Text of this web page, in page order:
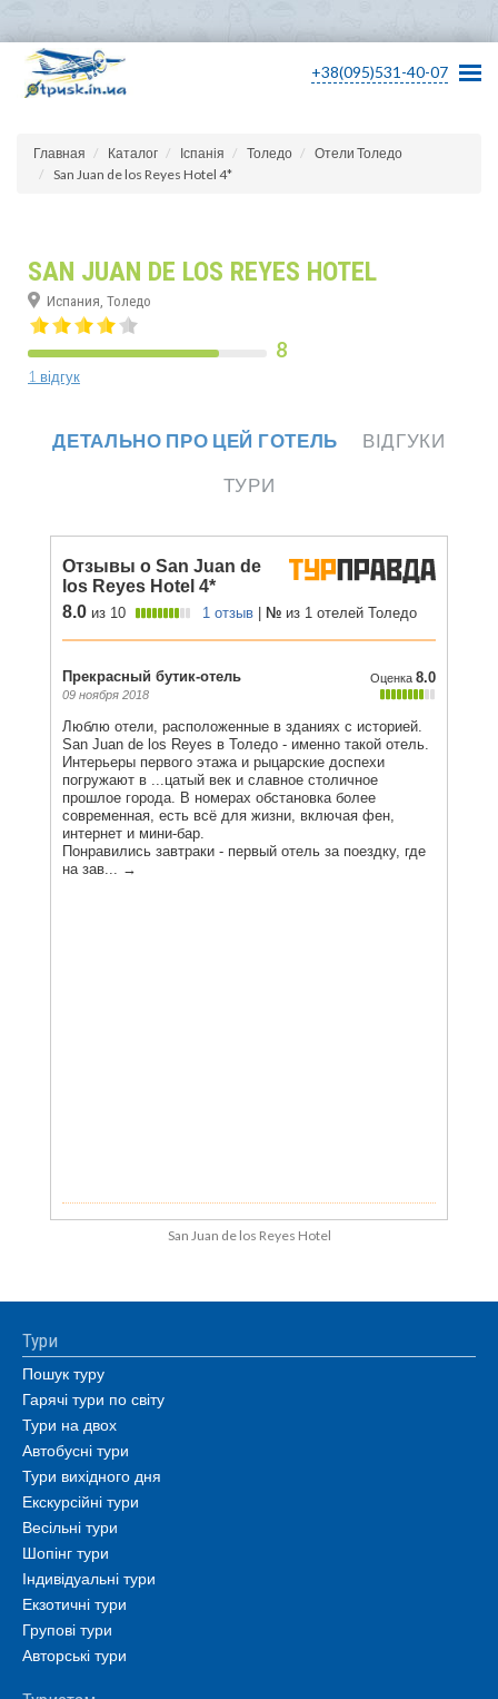
+38(095)531-40-07
Главная Каталог Іспанія Толедо
Отели Толедо
San Juan de los Reyes Hotel 4*
SAN JUAN DE LOS REYES HOTEL
Испания, Толедо
8
1 відгук
ДЕТАЛЬНО ПРО ЦЕЙ ГОТЕЛЬ
ВІДГУКИ
ТУРИ
San Juan de los Reyes Hotel
Тури
Пошук туру
Гарячі тури по світу
Тури на двох
Автобусні тури
Тури вихідного дня
Екскурсійні тури
Весільні тури
Шопінг тури
Індивідуальні тури
Екзотичні тури
Групові тури
Авторські тури